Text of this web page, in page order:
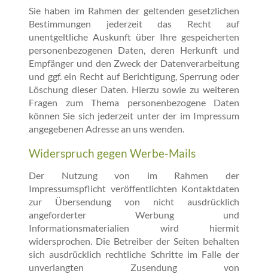
Sie haben im Rahmen der geltenden gesetzlichen
Bestimmungen jederzeit das Recht auf
unentgeltliche Auskunft über Ihre gespeicherten
personenbezogenen Daten, deren Herkunft und
Empfänger und den Zweck der Datenverarbeitung
und ggf. ein Recht auf Berichtigung, Sperrung oder
Löschung dieser Daten. Hierzu sowie zu weiteren
Fragen zum Thema personenbezogene Daten
können Sie sich jederzeit unter der im Impressum
angegebenen Adresse an uns wenden.
Widerspruch gegen Werbe-Mails
Der Nutzung von im Rahmen der
Impressumspflicht veröffentlichten Kontaktdaten
zur Übersendung von nicht ausdrücklich
angeforderter Werbung und
Informationsmaterialien wird hiermit
widersprochen. Die Betreiber der Seiten behalten
sich ausdrücklich rechtliche Schritte im Falle der
unverlangten Zusendung von